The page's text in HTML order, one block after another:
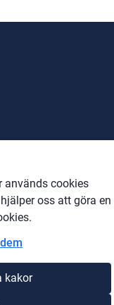
används cookies
oss att göra en
kakor